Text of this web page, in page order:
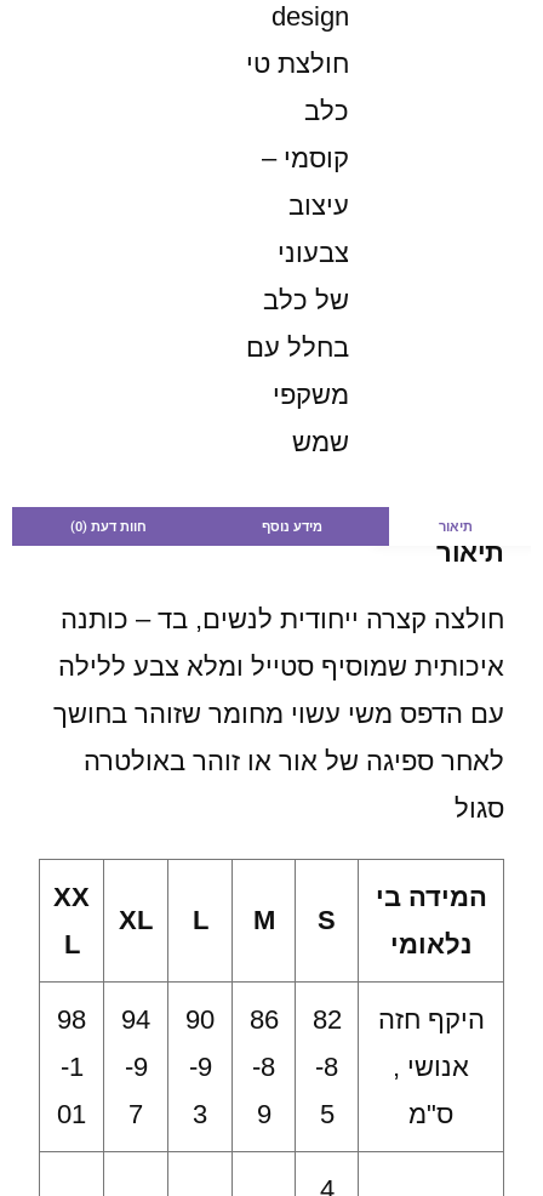
תיאור מידע נוסף חוות דעת (0)
תיאור
חולצה קצרה ייחודית לנשים, בד – כותנה
איכותית שמוסיף סטייל ומלא צבע ללילה
עם הדפס משי עשוי מחומר שזוהר בחושך
לאחר ספיגה של אור או זוהר באולטרה
סגול
המידה בי
נלאומי
S
M
L
XL
XX
L
היקף חזה
אנושי ,
ס"מ
82
-8
5
86
-8
9
90
-9
3
94
-9
7
98
-1
01
4